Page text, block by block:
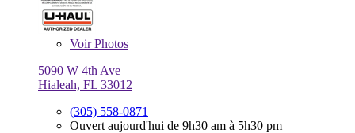
VoirPhotos
5090 W 4th Ave
Hialeah, FL 33012
(305) 558-0871
Ouvert aujourd'hui de 9h30 am à 5h30 pm